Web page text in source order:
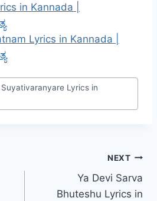
in Kannada |
Lyrics in Kannada |
Lyrics in
NEXT
Ya Devi Sarva
Bhuteshu Lyrics in